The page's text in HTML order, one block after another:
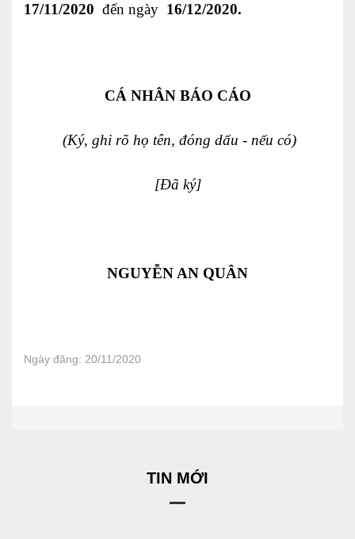
17/11/2020 đến ngày 16/12/2020.
CÁ NHÂN BÁO CÁO
(Ký, ghi rõ họ tên, đóng dấu - nếu có)
[Đã ký]
NGUYỄN AN QUÂN
Ngày đăng: 20/11/2020
TIN MỚI